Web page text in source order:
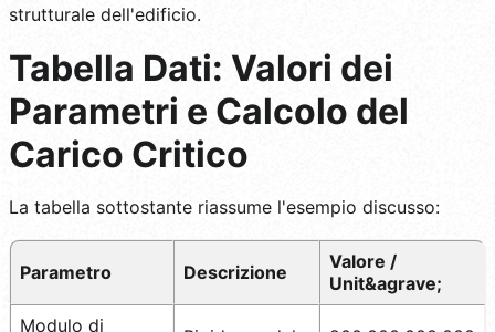
strutturale dell'edificio.
Tabella Dati: Valori dei
Parametri e Calcolo del
Carico Critico
La tabella sottostante riassume l'esempio discusso:
Parametro Descrizione
Valore /
Unit&agrave;
Modulo di